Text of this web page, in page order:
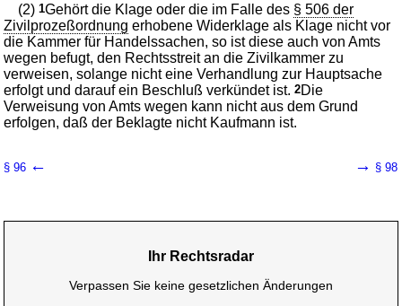
(2)1Gehört die Klage oder die im Falle des § 506 der
Zivilprozeßordnung erhobene Widerklage als Klage nicht vor
die Kammer für Handelssachen, so ist diese auch von Amts
wegen befugt, den Rechtsstreit an die Zivilkammer zu
verweisen, solange nicht eine Verhandlung zur Hauptsache
erfolgt und darauf ein Beschluß verkündet ist.2Die
Verweisung von Amts wegen kann nicht aus dem Grund
erfolgen, daß der Beklagte nicht Kaufmann ist.
§ 96 ← → § 98
Ihr Rechtsradar
Verpassen Sie keine gesetzlichen Änderungen